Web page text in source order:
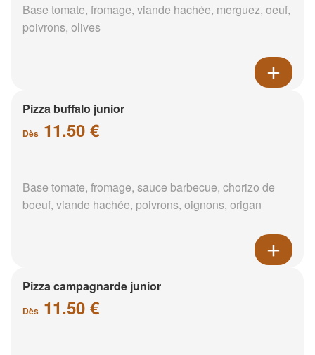
Base tomate, fromage, viande hachée, merguez, oeuf,
poivrons, olives
Pizza buffalo junior
Dès 11.50 €
Base tomate, fromage, sauce barbecue, chorizo de
boeuf, viande hachée, poivrons, oignons, origan
Pizza campagnarde junior
Dès 11.50 €